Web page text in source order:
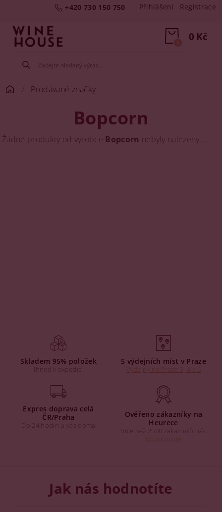
+420 730 150 750 Přihlášení Registrace
0 Kč
0
Prodávané značky
Bopcorn
Žádné produkty od výrobce Bopcorn nebyly nalezeny....
Skladem 95% položek
Ihned k expedici
5 výdejních míst v Praze
Expres doprava celá
ČR/Praha
Do 24 hodin u vás doma
Ověřeno zákazníky na
Heurece
Více než 2500 zákazníků nás
Jak nás hodnotíte